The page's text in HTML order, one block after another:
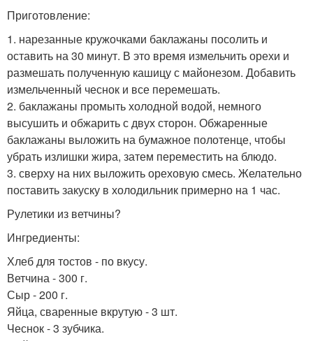
Приготовление:
1. нарезанные кружочками баклажаны посолить и
оставить на 30 минут. В это время измельчить орехи и
размешать полученную кашицу с майонезом. Добавить
измельченный чеснок и все перемешать.
2. баклажаны промыть холодной водой, немного
высушить и обжарить с двух сторон. Обжаренные
баклажаны выложить на бумажное полотенце, чтобы
убрать излишки жира, затем переместить на блюдо.
3. сверху на них выложить ореховую смесь. Желательно
поставить закуску в холодильник примерно на 1 час.
Рулетики из ветчины?
Ингредиенты:
Хлеб для тостов - по вкусу.
Ветчина - 300 г.
Сыр - 200 г.
Яйца, сваренные вкрутую - 3 шт.
Чеснок - 3 зубчика.